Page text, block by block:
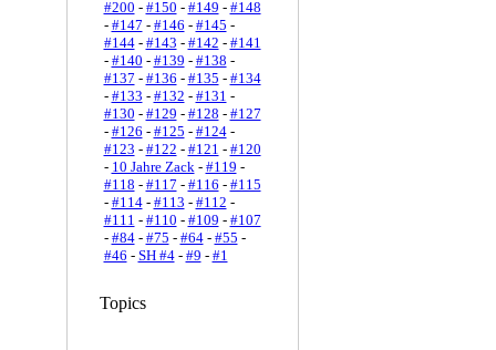
#200 - #150 - #149 - #148
- #147 - #146 - #145 -
#144- #143 - #142 - #141
- #140 - #139 - #138 -
#137 - #136 - #135 - #134
- #133 - #132 - #131 -
#130 - #129 - #128 - #127
- #126 - #125 - #124-
#123 - #122 - #121 - #120
- 10 Jahre Zack- #119 -
#118 - #117 - #116 - #115
- #114- #113 - #112 -
#111 - #110 - #109 - #107
- #84- #75 - #64- #55 -
#46 - SH #4- #9 - #1
Topics